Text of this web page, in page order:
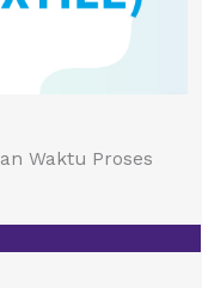
Waktu Proses